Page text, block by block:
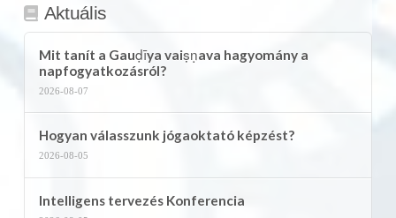
Aktuális
Mit tanít a Gauḍīya vaiṣṇava hagyomány a
napfogyatkozásról?
2026-08-07
Hogyan válasszunk jógaoktató képzést?
2026-08-05
Intelligens tervezés Konferencia